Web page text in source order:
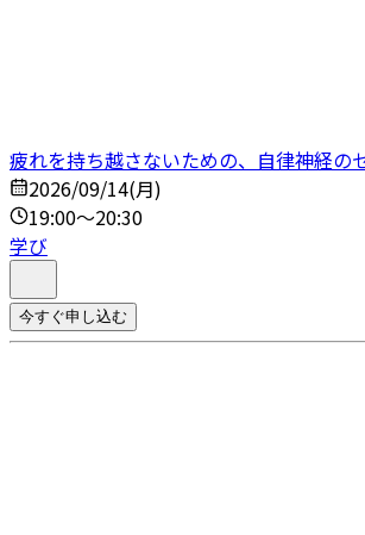
疲れを持ち越さないための、自律神経の
2026/09/14(月)
19:00～20:30
学び
今すぐ申し込む